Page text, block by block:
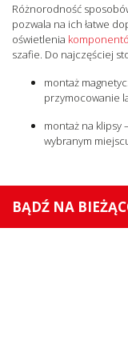
Różnorodność
pozwala na ich łatwe
oświetlenia
szafie. Do najczęściej
montaż
przymocowanie
montaż na klipsy
wybranym
BĄDŹ NA